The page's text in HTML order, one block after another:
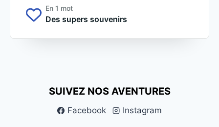
En 1 mot
Des supers souvenirs
SUIVEZ NOS AVENTURES
Facebook Instagram